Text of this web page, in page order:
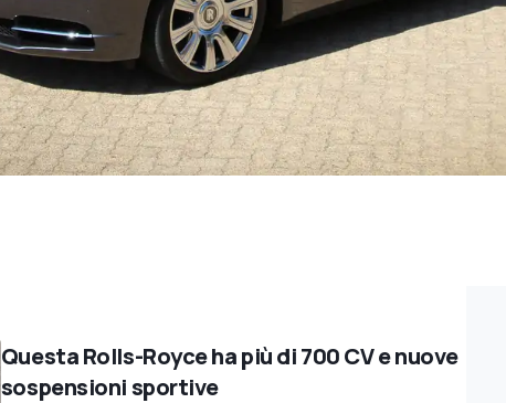
Questa Rolls-Royce ha più di 700 CV e nuove
sospensioni sportive